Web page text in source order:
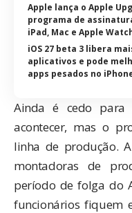
Apple lança o Apple
programa de
iPad, Mac e Apple
iOS 27 beta 3 libera
aplicativos e pode
apps pesados no
Ainda é cedo
acontecer, mas o
linha de produção.
montadoras de
período de folga do
funcionários fiquem